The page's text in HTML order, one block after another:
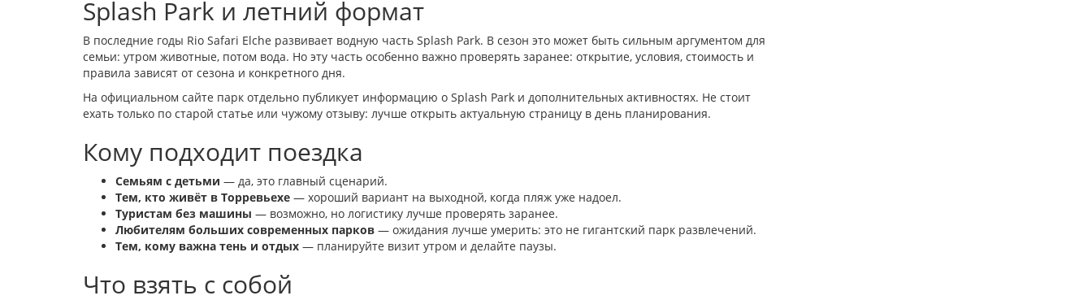
Splash Park и летний формат
В последние годы Rio Safari Elche развивает водную часть Splash Park. В сезон это может быть сильным аргументом для
семьи: утром животные, потом вода. Но эту часть особенно важно проверять заранее: открытие, условия, стоимость и
правила зависят от сезона и конкретного дня.
На официальном сайте парк отдельно публикует информацию о Splash Park и дополнительных активностях. Не стоит
ехать только по старой статье или чужому отзыву: лучше открыть актуальную страницу в день планирования.
Кому подходит поездка
Семьям с детьми — да, это главный сценарий.
Тем, кто живёт в Торревьехе — хороший вариант на выходной, когда пляж уже надоел.
Туристам без машины — возможно, но логистику лучше проверять заранее.
Любителям больших современных парков — ожидания лучше умерить: это не гигантский парк развлечений.
Тем, кому важна тень и отдых — планируйте визит утром и делайте паузы.
Что взять с собой